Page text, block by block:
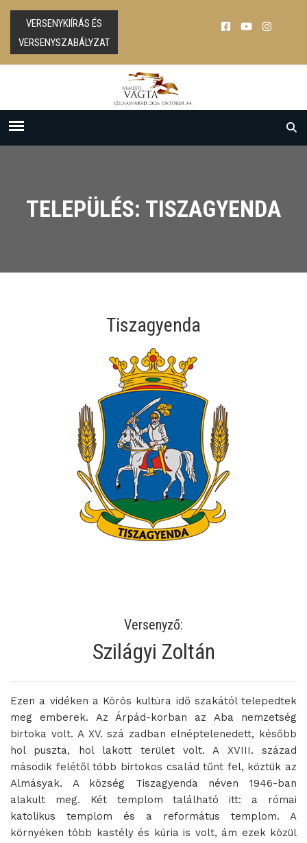
VERSENYKIÍRÁS ÉS
VERSENYSZABÁLYZAT
TELEPÜLÉS: TISZAGYENDA
Tiszagyenda
Versenyző:
Szilágyi Zoltán
Ezen a vidéken a Körös kultúra idő szakától telepedtek
meg emberek. Az Árpád-korban az Aba nemzetség
birtoka volt. A XV. szá zadban elnéptelenedett, később
hol puszta, hol lakott terület volt. A XVIII. század
második felétől több birtokos család tűnt fel, köztük az
Almásyak. A község Tiszagyenda néven 1946-ban
alakult meg. Két templom található itt: a római
katolikus templom és a református templom. A
környéken több kastély és kúria is volt, ám ezek közül